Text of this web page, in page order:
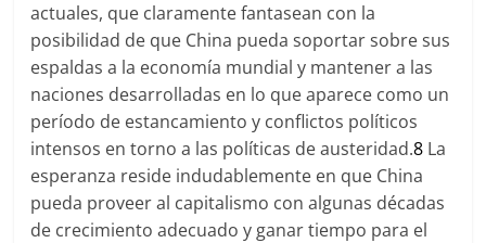
actuales, que claramente fantasean con la
posibilidad de que China pueda soportar sobre sus
espaldas a la economía mundial y mantener a las
naciones desarrolladas en lo que aparece como un
período de estancamiento y conflictos políticos
intensos en torno a las políticas de austeridad.8 La
esperanza reside indudablemente en que China
pueda proveer al capitalismo con algunas décadas
de crecimiento adecuado y ganar tiempo para el